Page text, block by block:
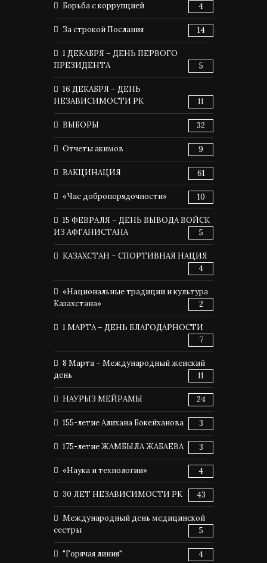
Борьба с коррупцией 4
За строкой Послания 14
1 ДЕКАБРЯ – ДЕНЬ ПЕРВОГО
ПРЕЗИДЕНТА
5
16 ДЕКАБРЯ – ДЕНЬ
НЕЗАВИСИМОСТИ РК
11
ВЫБОРЫ 32
Отчеты акимов 9
ВАКЦИНАЦИЯ 61
«Час добропорядочности» 10
15 ФЕВРАЛЯ – ДЕНЬ ВЫВОДА ВОЙСК
ИЗ АФГАНИСТАНА
5
КАЗАХСТАН – СПОРТИВНАЯ НАЦИЯ
4
«Национальные традиции и культура
Казахстана»
2
1 МАРТА – ДЕНЬ БЛАГОДАРНОСТИ
7
8 Марта – Международный женский
день
11
НАУРЫЗ МЕЙРАМЫ 24
155-летие Алихана Бокейханова 3
175-летие ЖАМБЫЛА ЖАБАЕВА 3
«Наука и технологии» 4
30 ЛЕТ НЕЗАВИСИМОСТИ РК 43
Международный день медицинской
сестры
5
"Горячая линия" 4